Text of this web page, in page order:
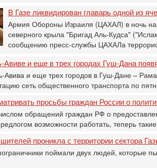
В Газе ликвидирован главарь одной из
Армия Обороны Израиля (ЦАХАЛ) в ночь на
северного крыла "Бригад Аль-Кудса"
сообщению пресс-службы ЦАХАЛа
Авиве и еще в трех городах Гуш-Дана
Авива и еще трех городов в Гуш-Дане –
сеть общественного транспорта по
просьбы граждан России о
обращений граждан РФ о
возможности работать, теперь
проникла с территории сектора
поймали двух людей, которые